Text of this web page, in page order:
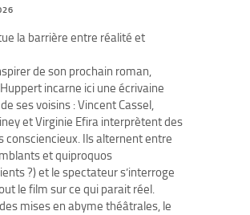
la barrière entre réalité et
de son prochain roman,
incarne ici une écrivaine
ses voisins : Vincent Cassel,
et Virginie Efira interprètent des
consciencieux. Ils alternent entre
et quiproquos
?) et le spectateur s’interroge
le film sur ce qui parait réel.
mises en abyme théâtrales, le